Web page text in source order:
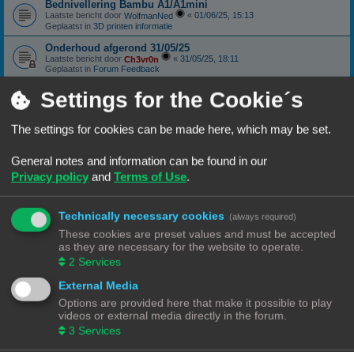
Bednivellering Bambu A1/A1mini
Laatste bericht door WolfmanNed « 01/06/25, 15:13
Geplaatst in 3D printen informatie
Onderhoud afgerond 31/05/25
Laatste bericht door Ch3vr0n « 31/05/25, 18:11
Geplaatst in Forum Feedback
Sunlu S4: Nieuwstaat
Laatste bericht doorCh3vr0n
11/01/25, 18:06
Te koop: Vraag en Aanbod
Anycubic Viper extruder.
Geplaatst in
3D-printer specifieke vragen
canbus (Ebb42/U2C) opgelost probleem
Geplaatst inKlipper
Forum onderhoud afgerond 08/09/24
phppbb update 3.3.13
Laatste bericht door Ch3vr0n «08/09/24, 13:06
Geplaatst in Forum Feedback
Laatste bericht doorJansC
Geplaatst in
Moeilijk filament (qua bed adhesie)
Laatste bericht door
Settings for the Cookie´s
The settings for cookies can be made here, which may be set.
General notes and information can be found in our
Privacy policy and Terms of Use.
Technically necessary cookies (always required)
These cookies are preset values and must be accepted
as they are necessary for the website to operate.
2 Services
External Media
Options are provided here that make it possible to play
videos or external media directly in the forum.
3 Services